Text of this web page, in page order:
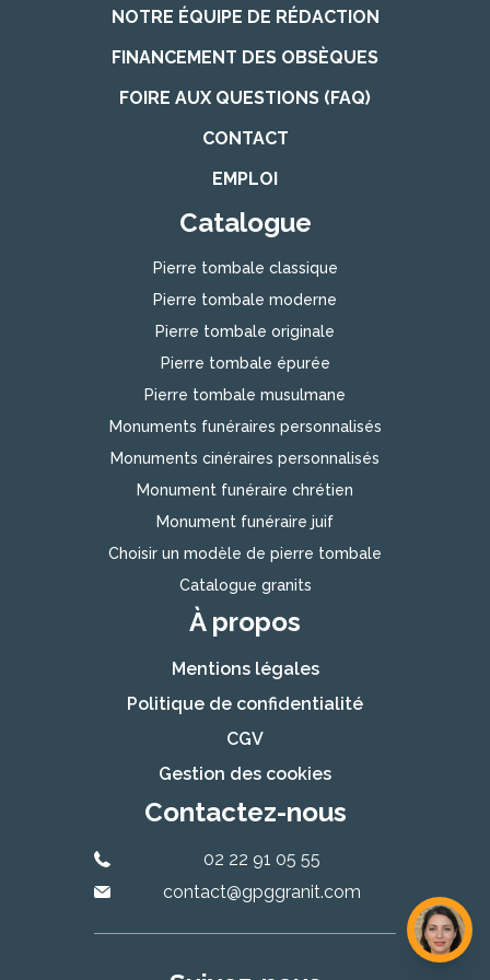
NOTRE ÉQUIPE DE RÉDACTION
FINANCEMENT DES OBSÈQUES
FOIRE AUX QUESTIONS (FAQ)
CONTACT
EMPLOI
Catalogue
Pierre tombale classique
Pierre tombale moderne
Pierre tombale originale
Pierre tombale épurée
Pierre tombale musulmane
Monuments funéraires personnalisés
Monuments cinéraires personnalisés
Monument funéraire chrétien
Monument funéraire juif
Choisir un modèle de pierre tombale
Catalogue granits
À propos
Mentions légales
Politique de confidentialité
CGV
Gestion des cookies
Contactez-nous
02 22 91 05 55
contact@gpggranit.com